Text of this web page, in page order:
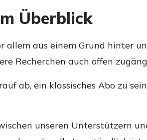
Überblick
allem aus einem Grund hinter
Recherchen auch offen
ab, ein klassisches Abo zu
unseren Unterstützern